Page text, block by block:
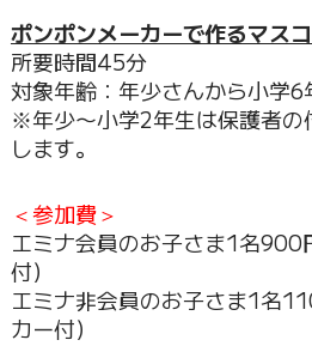
ポンポンメーカーで作るマス
所要時間45分
対象年齢：年少さんから小学6
※年少〜小学2年生は保護者の
します。
＜参加費＞
エミナ会員のお子さま1名900
付）
エミナ非会員のお子さま1名
カー付）